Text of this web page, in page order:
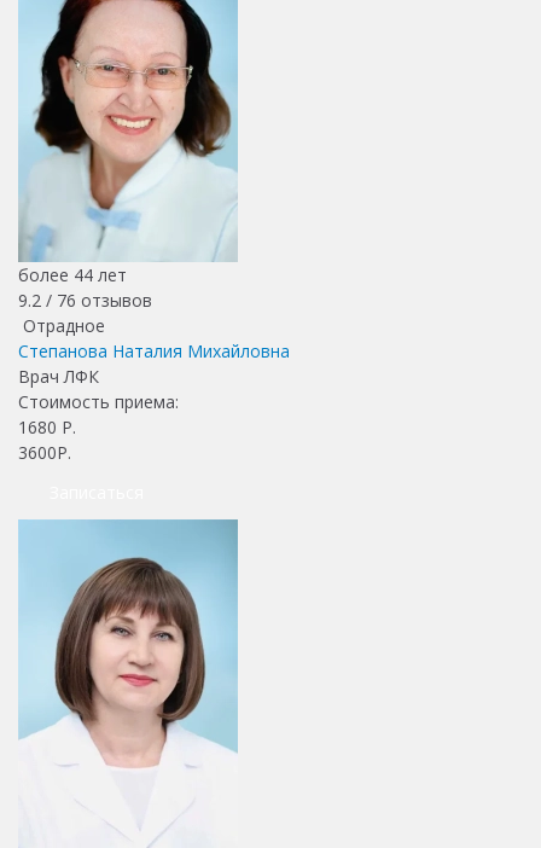
более 44 лет
9.2 / 76 отзывов
Отрадное
Степанова Наталия Михайловна
Врач ЛФК
Стоимость приема:
1680 Р.
3600Р.